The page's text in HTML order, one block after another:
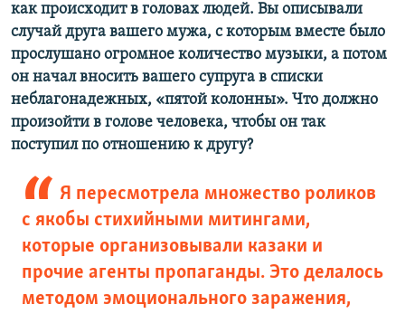
как происходит в головах людей. Вы описывали
случай друга вашего мужа, с которым вместе было
прослушано огромное количество музыки, а потом
он начал вносить вашего супруга в списки
неблагонадежных, «пятой колонны». Что должно
произойти в голове человека, чтобы он так
поступил по отношению к другу?
Я пересмотрела множество роликов
с якобы стихийными митингами,
которые организовывали казаки и
прочие агенты пропаганды. Это делалось
методом эмоционального заражения,